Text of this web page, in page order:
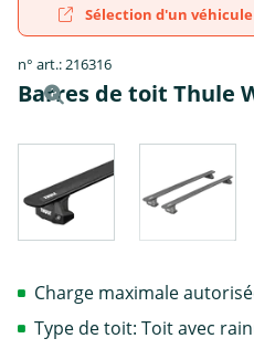
Sélection d'un véhicule
n° art.: 216316
Barres de toit Thule
Charge maximale
Type de toit: Toit avec